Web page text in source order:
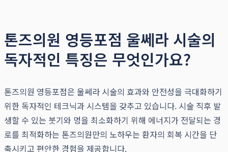
톤즈의원 영등포점 울쎄라 시술의
독자적인 특징은 무엇인가요?
톤즈의원 영등포점은 울쎄라 시술의 효과와 안전성을 극대화하기
위한 독자적인 테크닉과 시스템을 갖추고 있습니다. 시술 직후 발
생할 수 있는 붓기와 멍을 최소화하기 위해 에너지가 전달되는 경
로를 최적화하는 톤즈의원만의 노하우는 환자의 회복 시간을 단
축시키고 편안한 경험을 제공합니다.